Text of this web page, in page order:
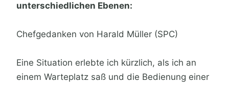
unterschiedlichen Ebenen:
Chefgedanken von Harald Müller (SPC)
Eine Situation erlebte ich kürzlich, als ich an
einem Warteplatz saß und die Bedienung einer